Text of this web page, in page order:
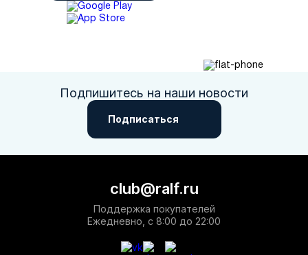
Подпишитесь на наши новости
Подписаться
club@ralf.ru
Поддержка покупателей
Ежедневно, с 8:00 до 22:00